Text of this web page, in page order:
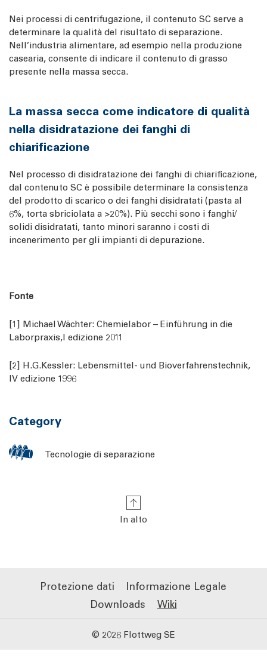
Nei processi di centrifugazione, il contenuto SC serve a
determinare la qualità del risultato di separazione.
Nell’industria alimentare, ad esempio nella produzione
casearia, consente di indicare il contenuto di grasso
presente nella massa secca.
La massa secca come indicatore di qualità
nella disidratazione dei fanghi di
chiarificazione
Nel processo di disidratazione dei fanghi di chiarificazione,
dal contenuto SC è possibile determinare la consistenza
del prodotto di scarico o dei fanghi disidratati (pasta al
6%, torta sbriciolata a >20%). Più secchi sono i fanghi/
solidi disidratati, tanto minori saranno i costi di
incenerimento per gli impianti di depurazione.
Fonte
[1] Michael Wächter: Chemielabor – Einführung in die
Laborpraxis,I edizione 2011
[2] H.G.Kessler: Lebensmittel- und Bioverfahrenstechnik,
IV edizione 1996
Category
Tecnologie di separazione
In alto
© 2026 Flottweg SE
Protezione dati
Informazione Legale
Downloads
Wiki